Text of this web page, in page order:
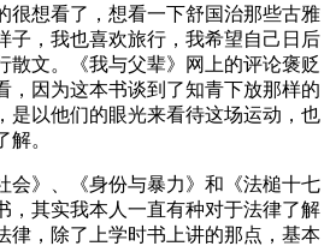
想看了，想看一下舒国治那些古雅
子，我也喜欢旅行，我希望自己日后
散文。《我与父辈》网上的评论褒贬
，因为这本书谈到了知青下放那样的
是以他们的眼光来看待这场运动，也
。
》、《身份与暴力》和《法槌十七
，其实我本人一直有种对于法律了解
律，除了上学时书上讲的那点，基本